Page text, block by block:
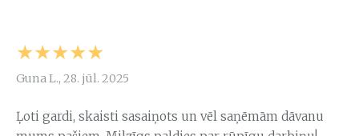
★★★★★
Guna L., 28. jūl. 2025
Ļoti gardi, skaisti sasaiņots un vēl saņēmām dāvanu